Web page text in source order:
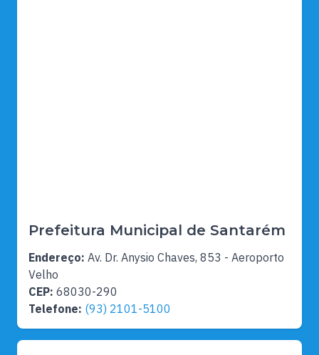
Prefeitura Municipal de Santarém
Endereço: Av. Dr. Anysio Chaves, 853 - Aeroporto
Velho
CEP: 68030-290
Telefone: (93) 2101-5100